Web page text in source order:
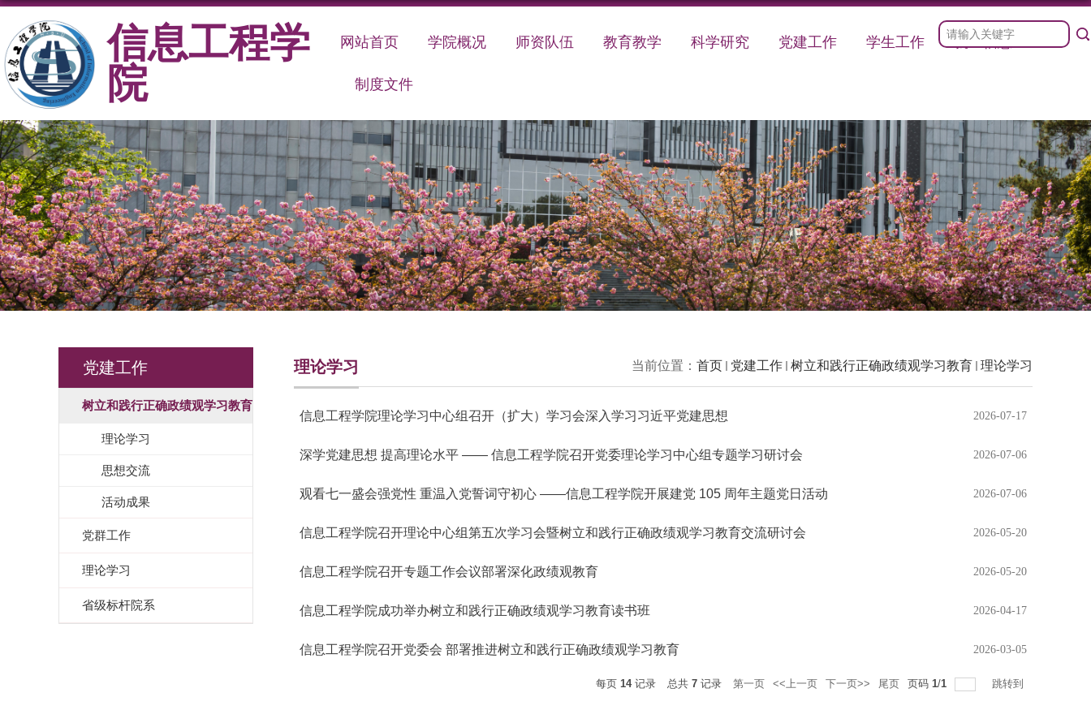
信息工程学
院
网站首页 学院概况 师资队伍 教育教学 科学研究 党建工作 学生工作 就业信息
制度文件
党建工作
树立和践行正确政绩观学习教育
理论学习
思想交流
活动成果
党群工作
理论学习
省级标杆院系
当前位置： 首页 党建工作 树立和践行正确政绩观学习教育 理论学习
理论学习
信息工程学院理论学习中心组召开（扩大）学习会深入学习习近平党建思想 2026-07-17
深学党建思想 提高理论水平 —— 信息工程学院召开党委理论学习中心组专题学习研讨会 2026-07-06
观看七一盛会强党性 重温入党誓词守初心 ——信息工程学院开展建党 105 周年主题党日活动 2026-07-06
信息工程学院召开理论中心组第五次学习会暨树立和践行正确政绩观学习教育交流研讨会 2026-05-20
信息工程学院召开专题工作会议部署深化政绩观教育 2026-05-20
信息工程学院成功举办树立和践行正确政绩观学习教育读书班 2026-04-17
信息工程学院召开党委会 部署推进树立和践行正确政绩观学习教育 2026-03-05
每页 14记录 总共 7 记录 第一页 <<上一页 下一页>> 尾页 页码 1/1 跳转到